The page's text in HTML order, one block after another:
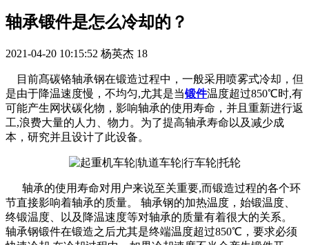
轴承锻件是怎么冷却的？
2021-04-20 10:15:52 杨英杰 18
目前髙碳铬轴承钢在锻造过程中，一般采用喷雾式冷却，但
是由于降温速度慢，不均匀,尤其是当锻件温度超过850℃时,有
可能产生网状碳化物，影响轴承的使用寿命，并且重新进行返
工,浪费大量的人力、物力。为了提高轴承寿命以及减少成
本，研究并且设计了此设备。
轴承的使用寿命对用户来说至关重要,而锻造过程的各个环
节直接影响着轴承的质量。 轴承钢的加热温度，始锻温度、
终锻温度、以及降温速度等对轴承的质量有着很大的关系。
轴承钢锻件在锻造之后尤其是终端温度超过850℃，要求必须